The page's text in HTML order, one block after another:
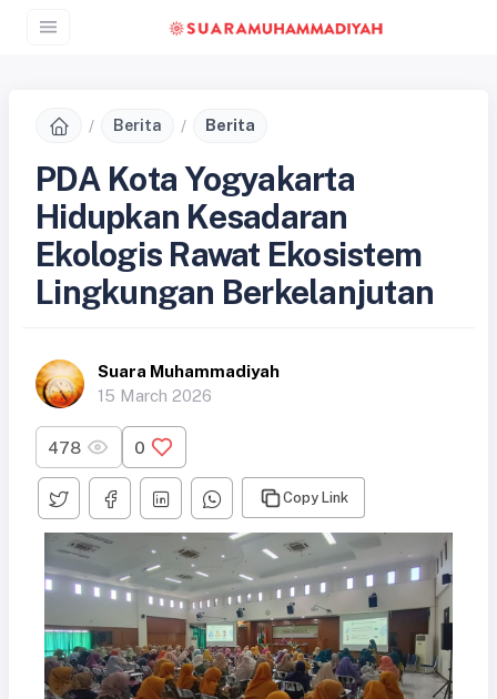
Berita Berita
PDA Kota Yogyakarta
Hidupkan Kesadaran
Ekologis Rawat Ekosistem
Lingkungan Berkelanjutan
Suara Muhammadiyah
15 March 2026
478 0
Copy Link